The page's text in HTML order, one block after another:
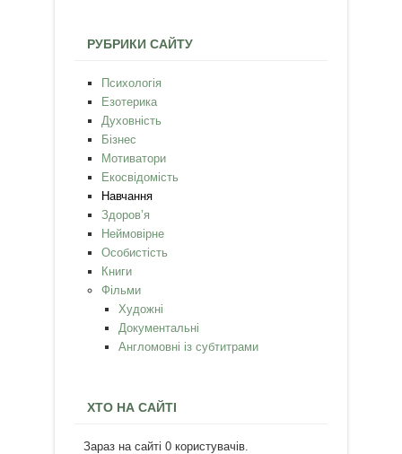
РУБРИКИ САЙТУ
Психологія
Езотерика
Духовність
Бізнес
Мотиватори
Екосвідомість
Навчання
Здоров’я
Неймовірне
Особистість
Книги
Фільми
Художні
Документальні
Англомовні із субтитрами
ХТО НА САЙТІ
Зараз на сайті 0 користувачів.